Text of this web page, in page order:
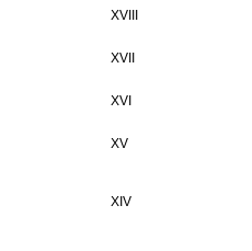
XVIII
XVII
XVI
XV
XIV